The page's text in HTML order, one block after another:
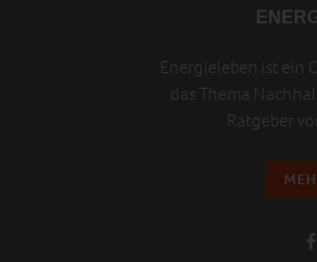
Energieleben ist ein
das Thema
Ratgeber